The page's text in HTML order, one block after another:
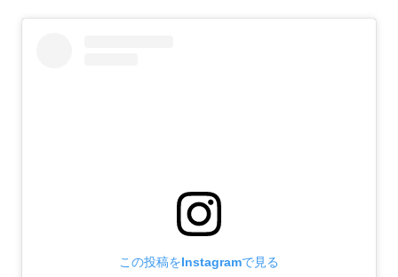
この投稿をInstagramで見る